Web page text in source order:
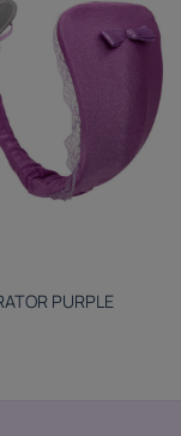
PURPLE